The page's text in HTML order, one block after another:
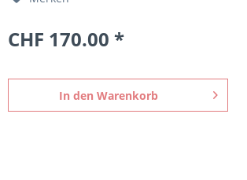
CHF 170.00 *
In den Warenkorb